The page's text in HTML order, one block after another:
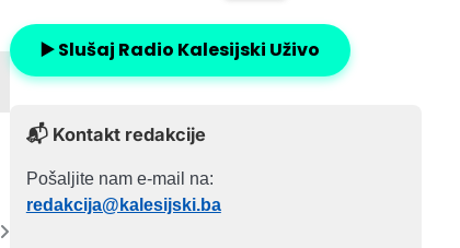
▶️ Slušaj Radio Kalesijski Uživo
📬 Kontakt redakcije
Pošaljite nam e-mail na:
redakcija@kalesijski.ba